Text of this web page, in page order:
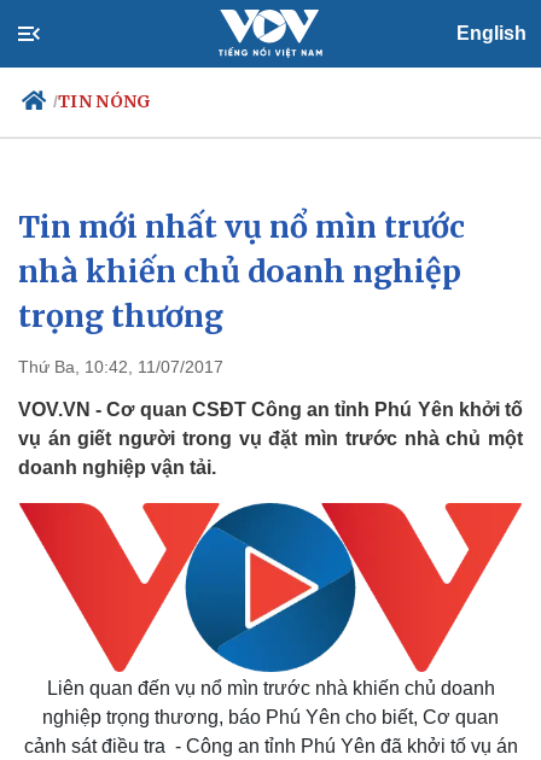
English
/TIN NÓNG
Chính trị
Đảng
Tổ chức nhân sự
Quốc hội
Nhận diện sự thật
Xã hội
Tin 24h
Dự báo thời tiết
Tin mới nhất vụ nổ mìn trước
nhà khiến chủ doanh nghiệp
trọng thương
Thứ Ba, 10:42, 11/07/2017
VOV.VN - Cơ quan CSĐT Công an tỉnh Phú Yên khởi tố
vụ án giết người trong vụ đặt mìn trước nhà chủ một
doanh nghiệp vận tải.
Liên quan đến vụ nổ mìn trước nhà khiến chủ doanh
nghiệp trọng thương, báo Phú Yên cho biết, Cơ quan
cảnh sát điều tra - Công an tỉnh Phú Yên đã khởi tố vụ án